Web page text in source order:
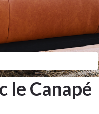
le Canapé